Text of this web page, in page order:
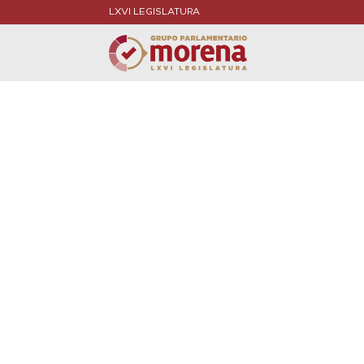
LXVI LEGISLATURA